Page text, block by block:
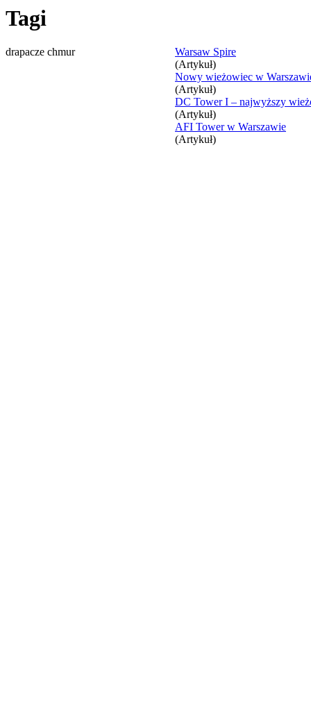
Tagi
drapacze chmur
Warsaw Spire
(Artykuł)
Nowy wieżowiec w
(Artykuł)
DC Tower I – najwyższy
(Artykuł)
AFI Tower w Warszawie
(Artykuł)